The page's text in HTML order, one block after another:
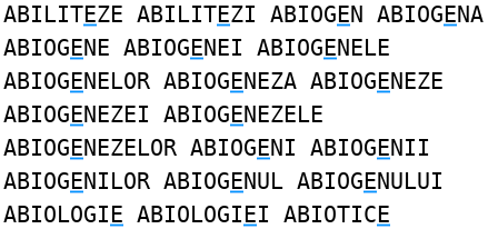
ABILITEZE ABILITEZI ABIOGEN ABIOGENA
ABIOGENE ABIOGENEI ABIOGENELE
ABIOGENELOR ABIOGENEZA ABIOGENEZE
ABIOGENEZEI ABIOGENEZELE
ABIOGENEZELOR ABIOGENI ABIOGENII
ABIOGENILOR ABIOGENUL ABIOGENULUI
ABIOLOGIE ABIOLOGIEI ABIOTICE